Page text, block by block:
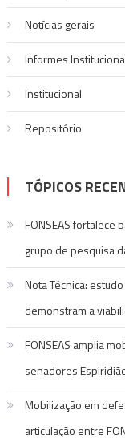
Notí­cias gerais
Informes
Institucional
Repositório
TÓPICOS
FONSEAS fortalece
grupo de pesquisa
Nota Técnica:
demonstram a
FONSEAS amplia
senadores
Mobilização em
articulação entre